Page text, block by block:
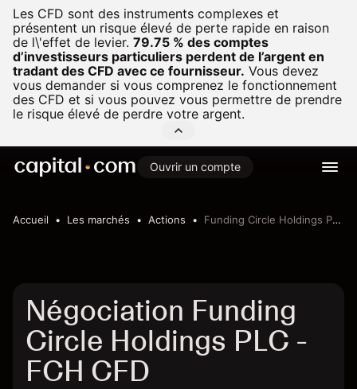
Les CFD sont des instruments complexes et
présentent un risque élevé de perte rapide en raison
de l\'effet de levier. 79.75 % des comptes
d’investisseurs particuliers perdent de l’argent en
tradant des CFD avec ce fournisseur. Vous devez
vous demander si vous comprenez le fonctionnement
des CFD et si vous pouvez vous permettre de prendre
le risque élevé de perdre votre argent.
Ouvrir un compte
Accueil Les marchés Actions Funding Circle Holdings PLC
Négociation Funding
Circle Holdings PLC -
FCH CFD